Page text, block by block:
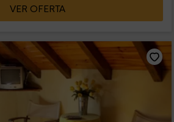
VER OFERTA